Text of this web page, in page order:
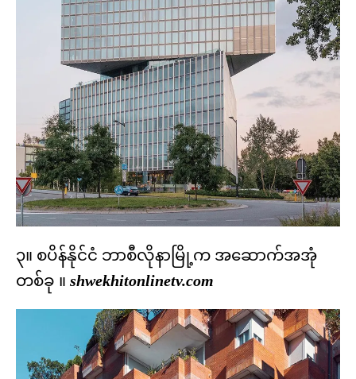
၃။ စပိန်နိုင်ငံ ဘာစီလိုနာမြို့က အဆောက်အအုံ
တစ်ခု ။ shwekhitonlinetv.com